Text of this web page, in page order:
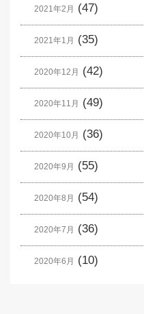
2021年2月 (47)
2021年1月 (35)
2020年12月 (42)
2020年11月 (49)
2020年10月 (36)
2020年9月 (55)
2020年8月 (54)
2020年7月 (36)
2020年6月 (10)